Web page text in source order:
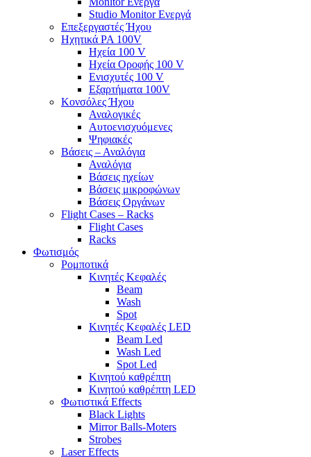
Studio Monitor Ενεργά
Επεξεργαστές Ήχου
Ηχητικά PA 100V
Ηχεία 100 V
Ηχεία Οροφής 100 V
Ενισχυτές 100 V
Εξαρτήματα 100V
Κονσόλες Ήχου
Αναλογικές
Αυτοενισχυόμενες
Ψηφιακές
Βάσεις – Αναλόγια
Αναλόγια
Βάσεις ηχείων
Βάσεις μικροφώνων
Βάσεις Οργάνων
Flight Cases – Racks
Flight Cases
Racks
Φωτισμός
Ρομποτικά
Κινητές Κεφαλές
Beam
Wash
Spot
Κινητές Κεφαλές LED
Beam Led
Wash Led
Spot Led
Κινητού καθρέπτη
Κινητού καθρέπτη LED
Φωτιστικά Effects
Black Lights
Mirror Balls-Moters
Strobes
Laser Effects